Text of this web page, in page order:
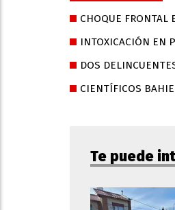
CHOQUE FRONTAL
INTOXICACIÓN EN
DOS
CIENTÍFICOS
Te puede